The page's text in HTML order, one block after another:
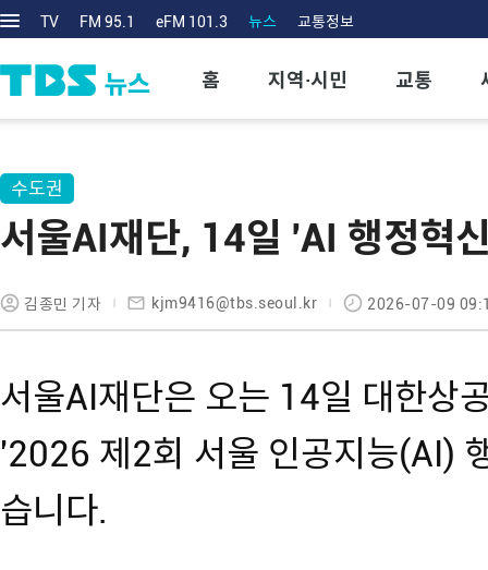
TV FM 95.1 eFM 101.3 뉴스 교통정보
홈 지역·시민 교통
수도권
서울AI재단, 14일 'AI 행정혁
김종민 기자 kjm9416@tbs.seoul.kr 2026-07-09
서울AI재단은 오는 14일 대한상
'2026 제2회 서울 인공지능(AI)
습니다.